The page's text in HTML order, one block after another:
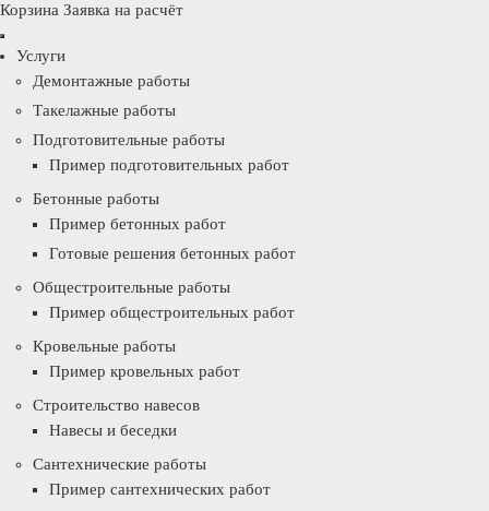
Корзина Заявка на расчёт
Услуги
Демонтажные работы
Такелажные работы
Подготовительные работы
Пример подготовительных работ
Бетонные работы
Пример бетонных работ
Готовые решения бетонных работ
Общестроительные работы
Пример общестроительных работ
Кровельные работы
Пример кровельных работ
Строительство навесов
Навесы и беседки
Сантехнические работы
Пример сантехнических работ